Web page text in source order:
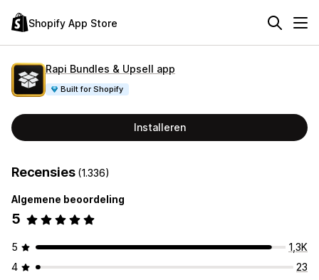
Shopify App Store
Rapi Bundles & Upsell app
Built for Shopify
Installeren
Recensies (1.336)
Algemene beoordeling
5
5
1,3K
4
23